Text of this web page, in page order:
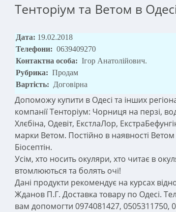
Тенторіум та Ветом в
Дата: 19.02.2018
Телефони: 0639409270
Контактна особа: Ігор Анатолійович.
Рубрика: Продам
Вартість: Договірна
Допоможу купити в Одесі та інших
компанії Тенторіум: Чорниця на перзі,
Хлєбіна, Одевіт, ЕкстлаЛор,
марки Ветом. Постійно в наявності
Біосептін.
Усім, хто носить окуляри, хто читає в
втомлюються та болять очі!
Дані продукти рекомендує на курсах
Жданов П.Г. Доставка товару по Одесі.
вам допомогти 0974081427, 0505311750,